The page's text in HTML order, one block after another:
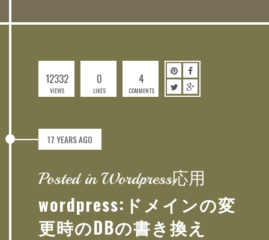
12332
VIEWS
0
LIKES
4
COMMENTS
17 YEARS AGO
Posted in Wordpress応用
wordpress:ドメインの変
更時のDBの書き換え